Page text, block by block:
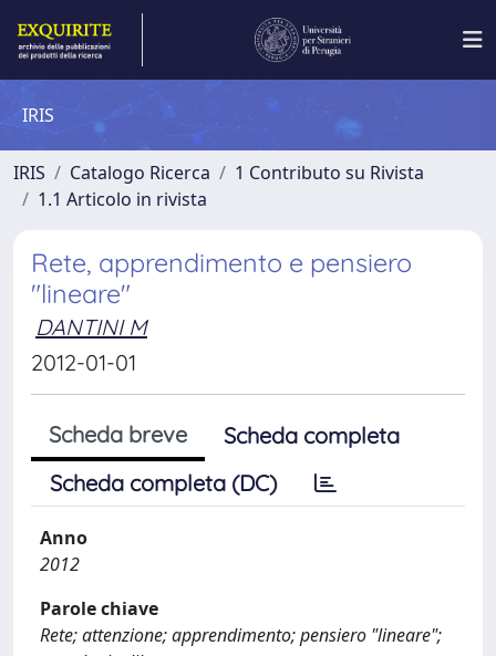
IRIS
IRIS Catalogo Ricerca
1 Contributo su Rivista
1.1 Articolo in rivista
Rete, apprendimento e pensiero
"lineare"
DANTINI M
2012-01-01
Scheda breve
Scheda completa
Scheda completa (DC)
Anno
2012
Parole chiave
Rete; attenzione; apprendimento; pensiero "lineare";